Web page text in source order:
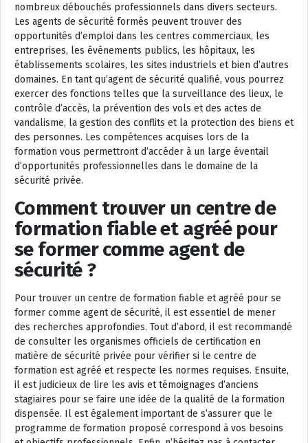
nombreux débouchés professionnels dans divers secteurs.
Les agents de sécurité formés peuvent trouver des
opportunités d’emploi dans les centres commerciaux, les
entreprises, les événements publics, les hôpitaux, les
établissements scolaires, les sites industriels et bien d’autres
domaines. En tant qu’agent de sécurité qualifié, vous pourrez
exercer des fonctions telles que la surveillance des lieux, le
contrôle d’accès, la prévention des vols et des actes de
vandalisme, la gestion des conflits et la protection des biens et
des personnes. Les compétences acquises lors de la
formation vous permettront d’accéder à un large éventail
d’opportunités professionnelles dans le domaine de la
sécurité privée.
Comment trouver un centre de
formation fiable et agréé pour
se former comme agent de
sécurité ?
Pour trouver un centre de formation fiable et agréé pour se
former comme agent de sécurité, il est essentiel de mener
des recherches approfondies. Tout d’abord, il est recommandé
de consulter les organismes officiels de certification en
matière de sécurité privée pour vérifier si le centre de
formation est agréé et respecte les normes requises. Ensuite,
il est judicieux de lire les avis et témoignages d’anciens
stagiaires pour se faire une idée de la qualité de la formation
dispensée. Il est également important de s’assurer que le
programme de formation proposé correspond à vos besoins